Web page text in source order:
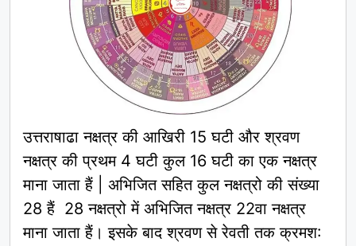
उत्तराषाढा नक्षत्र की आखिरी 15 घटी और श्रवण
नक्षत्र की प्रथम 4 घटी कुल 16 घटी का एक नक्षत्र
माना जाता हैं | अभिजित सहित कुल नक्षत्रो की संख्या
28 हैं 28 नक्षत्रो में अभिजित नक्षत्र 22वा नक्षत्र
माना जाता हैं। इसके बाद श्रवण से रेवती तक क्रमश: